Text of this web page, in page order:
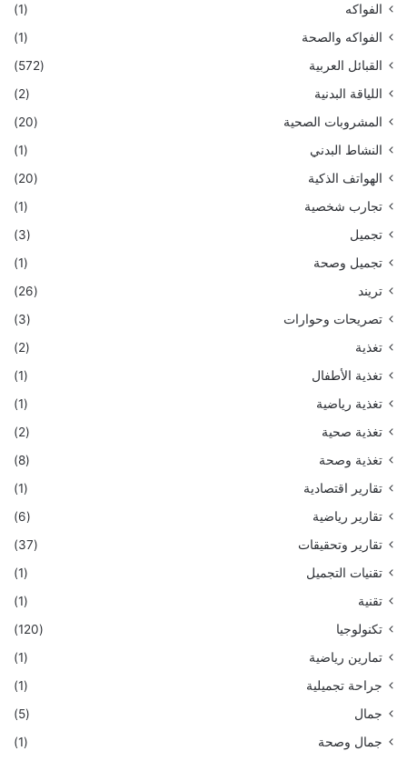
الفواكه
(1)
الفواكه والصحة
(1)
القبائل العربية
(572)
اللياقة البدنية
(2)
المشروبات الصحية
(20)
النشاط البدني
(1)
الهواتف الذكية
(20)
تجارب شخصية
(1)
تجميل
(3)
تجميل وصحة
(1)
تريند
(26)
تصريحات وحوارات
(3)
تغذية
(2)
تغذية الأطفال
(1)
تغذية رياضية
(1)
تغذية صحية
(2)
تغذية وصحة
(8)
تقارير اقتصادية
(1)
تقارير رياضية
(6)
تقارير وتحقيقات
(37)
تقنيات التجميل
(1)
تقنية
(1)
تكنولوجيا
(120)
تمارين رياضية
(1)
جراحة تجميلية
(1)
جمال
(5)
جمال وصحة
(1)